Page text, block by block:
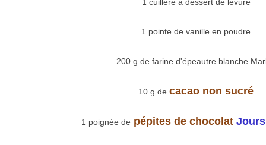
1 pointe de vanille en poudre
200 g de farine d'épeautre blanche
10 g de cacao non sucré
1 poignée de pépites de chocolat